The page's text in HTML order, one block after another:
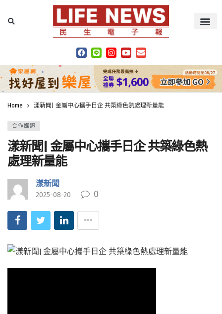
Home 漾新聞| 金屬中心攜手日企 共築綠色熱處理新量能
合作媒體
漾新聞| 金屬中心攜手日企 共築綠色熱
處理新量能
漾新聞
2025-08-20 0